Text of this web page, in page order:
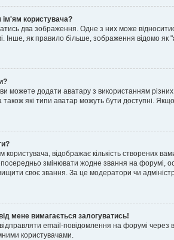
користувача?
два зображення. Одне з них може
як правило більше, зображення відомо як
можете додати аватару з використанням
які типи аватар можуть бути доступні.
відображає кількість створених
змінювати жодне звання на форумі,
своє звання. За це модератори чи
мене вимагається залогуватись!
відправляти email-повідомлення на форумі
користувачами.